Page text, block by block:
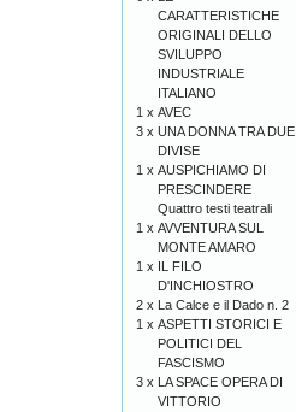
CARATTERISTICHE
ORIGINALI DELLO
SVILUPPO
INDUSTRIALE
ITALIANO
1 x AVEC
3 x UNA DONNA TRA DUE
DIVISE
1 x AUSPICHIAMO DI
PRESCINDERE
Quattro testi teatrali
1 x AVVENTURA SUL
MONTE AMARO
1 x IL FILO
D'INCHIOSTRO
2 x La Calce e il Dado n. 2
1 x ASPETTI STORICI E
POLITICI DEL
FASCISMO
3 x LA SPACE OPERA DI
VITTORIO